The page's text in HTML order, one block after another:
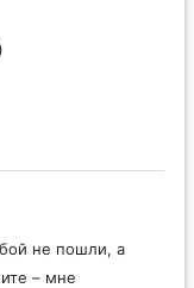
не пошли, а
– мне